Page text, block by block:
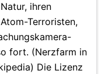
ihren
Terroristen,
fort. (Nerzfarm in
Die Lizenz